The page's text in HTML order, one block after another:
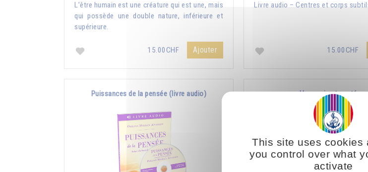
L’être humain est une créature qui est une, mais
qui possède une double nature, inférieure et
supérieure.
15.00CHF Ajouter
Livre audio – Centres et corps
15.00CHF
Puissances de la pensée (livre audio) Harmonie et santé
This site uses cookies
you control over what
activate